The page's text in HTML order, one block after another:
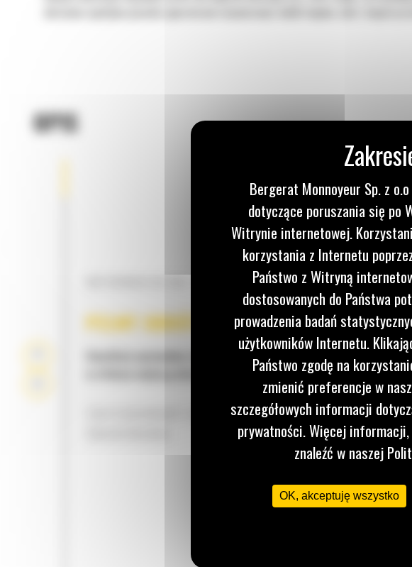
OPIS
INFORMACJA NA TEMAT ZGODNOŚCI
PEŁNY OBRÓT O 360 STOPNI
Umożliwia optymalne sterowanie osprzętem roboczym i
w efekcie większą elastyczność pracy.
ZINTEGROWANY CENTRALNY UKŁAD
Bergerat Monnoyeur Sp. z
dotyczące poruszania się po
Witrynie internetowej.
korzystania z Internetu
Państwo z Witryną
dostosowanych do Państwa
prowadzenia badań
użytkowników Internetu.
Państwo zgodę na
zmienić preferencje w
szczegółowych informacji
prywatności. Więcej
znaleźć w naszej
OK, akceptuję wszystko